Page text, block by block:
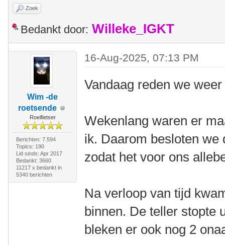
Zoek
Bedankt door: Willeke_IGKT
Wim -de
roetsende
Roeifietser
Berichten: 7.594
Topics: 190
Lid sinds: Apr 2017
Bedankt: 3660
11217 x bedankt in
5340 berichten
16-Aug-2025, 07:13 PM
Vandaag reden we
Wekenlang waren er
ik. Daarom besloten we
zodat het voor ons
Na verloop van tijd
binnen. De teller stopte
bleken er ook nog 2